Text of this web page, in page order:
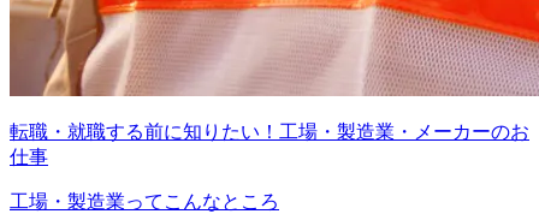
転職・就職する前に知りたい！工場・製造業・メーカーのお
仕事
工場・製造業ってこんなところ